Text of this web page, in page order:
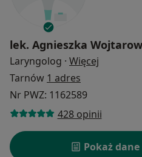
lek. Agnieszka
Laryngolog · Więcej
Tarnów 1 adres
Nr PWZ: 1162589
428 opinii
Pokaż